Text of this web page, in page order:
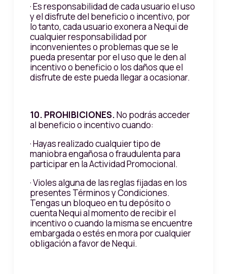
· Es responsabilidad de cada usuario el uso
y el disfrute del beneficio o incentivo, por
lo tanto, cada usuario exonera a Nequi de
cualquier responsabilidad por
inconvenientes o problemas que se le
pueda presentar por el uso que le den al
incentivo o beneficio o los daños que el
disfrute de este pueda llegar a ocasionar.
10. PROHIBICIONES.No podrás acceder
al beneficio o incentivo cuando:
· Hayas realizado cualquier tipo de
maniobra engañosa o fraudulenta para
participar en la Actividad Promocional.
· Violes alguna de las reglas fijadas en los
presentes Términos y Condiciones.
Tengas un bloqueo en tu depósito o
cuenta Nequi al momento de recibir el
incentivo o cuando la misma se encuentre
embargada o estés en mora por cualquier
obligación a favor de Nequi.